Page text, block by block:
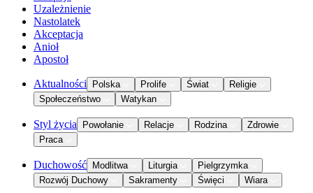
Uzależnienie
Nastolatek
Akceptacja
Anioł
Apostoł
Aktualności Polska Prolife Świat
Religie
Społeczeństwo
Watykan
Styl życia Powołanie Relacje Rodzina
Zdrowie
Praca
Duchowość Modlitwa Liturgia
Pielgrzymka
Rozwój Duchowy
Sakramenty Święci Wiara